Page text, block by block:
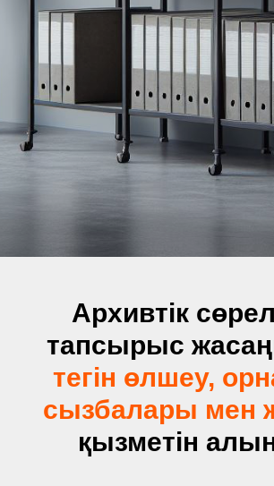
Архивтік
тапсырыс
тегін өлшеу,
сызбалары мен
қызметін